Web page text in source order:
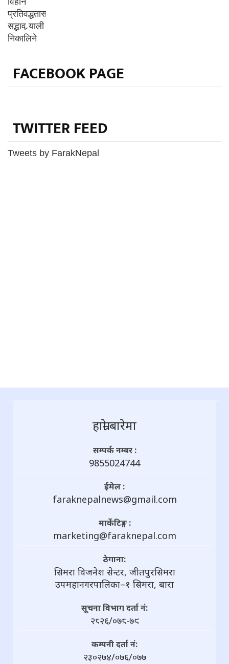
FACEBOOK PAGE
TWITTER FEED
Tweets by FarakNepal
हाम्राे बारेमा
सम्पर्क नम्बर :
9855024744
ईमेल :
faraknepalnews@gmail.com
मार्केटिङ्ग :
marketing@faraknepal.com
ठेगाना:
सिमरा विजनेश सेन्टर, जीतपुरसिमरा
उपमहानगरपालिका–१ सिमरा, बारा
सूचना विभाग दर्ता नं:
२८२६/०७८-७९
कम्पनी दर्ता नं:
२३०२७४/०७६/०७७